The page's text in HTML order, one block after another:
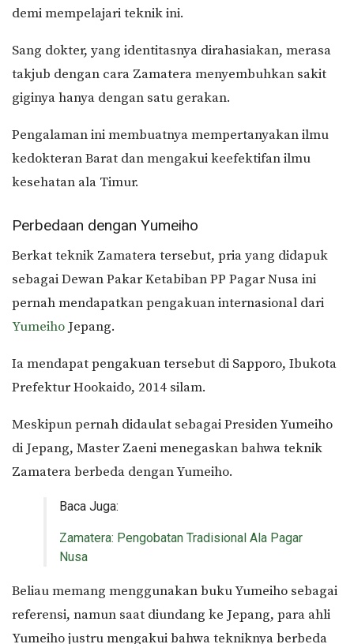
demi mempelajari teknik ini.
Sang dokter, yang identitasnya dirahasiakan, merasa
takjub dengan cara Zamatera menyembuhkan sakit
giginya hanya dengan satu gerakan.
Pengalaman ini membuatnya mempertanyakan ilmu
kedokteran Barat dan mengakui keefektifan ilmu
kesehatan ala Timur.
Perbedaan dengan Yumeiho
Berkat teknik Zamatera tersebut, pria yang didapuk
sebagai Dewan Pakar Ketabiban PP Pagar Nusa ini
pernah mendapatkan pengakuan internasional dari
Yumeiho Jepang.
Ia mendapat pengakuan tersebut di Sapporo, Ibukota
Prefektur Hookaido, 2014 silam.
Meskipun pernah didaulat sebagai Presiden Yumeiho
di Jepang, Master Zaeni menegaskan bahwa teknik
Zamatera berbeda dengan Yumeiho.
Baca Juga:
Zamatera: Pengobatan Tradisional Ala Pagar
Nusa
Beliau memang menggunakan buku Yumeiho sebagai
referensi, namun saat diundang ke Jepang, para ahli
Yumeiho justru mengakui bahwa tekniknya berbeda